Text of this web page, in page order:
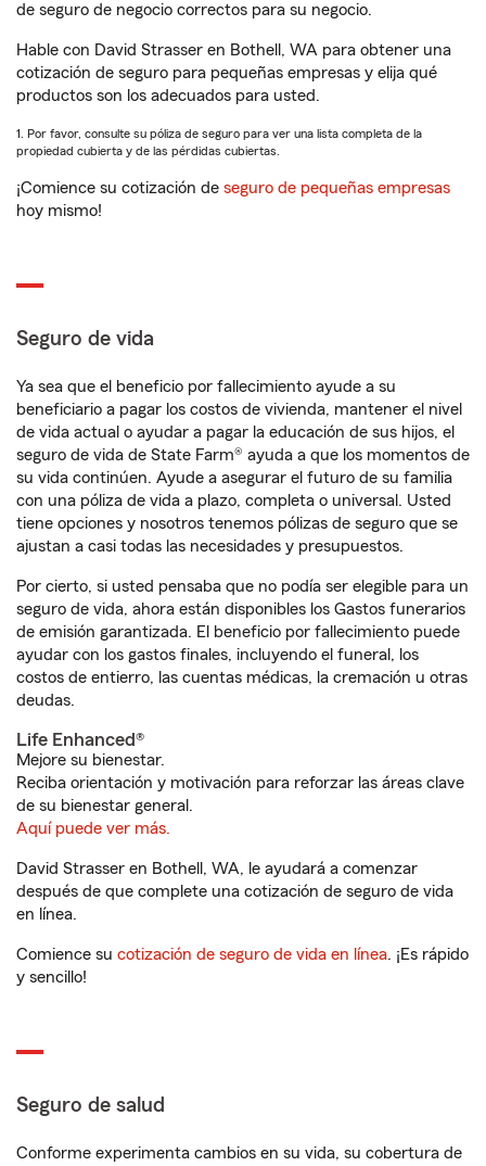
de seguro de negocio correctos para su negocio.
Hable con David Strasser en Bothell, WA para obtener una
cotización de seguro para pequeñas empresas y elija qué
productos son los adecuados para usted.
1. Por favor, consulte su póliza de seguro para ver una lista completa de la
propiedad cubierta y de las pérdidas cubiertas.
¡Comience su cotización de seguro de pequeñas empresas
hoy mismo!
Seguro de vida
Ya sea que el beneficio por fallecimiento ayude a su
beneficiario a pagar los costos de vivienda, mantener el nivel
de vida actual o ayudar a pagar la educación de sus hijos, el
seguro de vida de State Farm® ayuda a que los momentos de
su vida continúen. Ayude a asegurar el futuro de su familia
con una póliza de vida a plazo, completa o universal. Usted
tiene opciones y nosotros tenemos pólizas de seguro que se
ajustan a casi todas las necesidades y presupuestos.
Por cierto, si usted pensaba que no podía ser elegible para un
seguro de vida, ahora están disponibles los Gastos funerarios
de emisión garantizada. El beneficio por fallecimiento puede
ayudar con los gastos finales, incluyendo el funeral, los
costos de entierro, las cuentas médicas, la cremación u otras
deudas.
Life Enhanced®
Mejore su bienestar.
Reciba orientación y motivación para reforzar las áreas clave
de su bienestar general.
Aquí puede ver más.
David Strasser en Bothell, WA, le ayudará a comenzar
después de que complete una cotización de seguro de vida
en línea.
Comience su cotización de seguro de vida en línea. ¡Es rápido
y sencillo!
Seguro de salud
Conforme experimenta cambios en su vida, su cobertura de